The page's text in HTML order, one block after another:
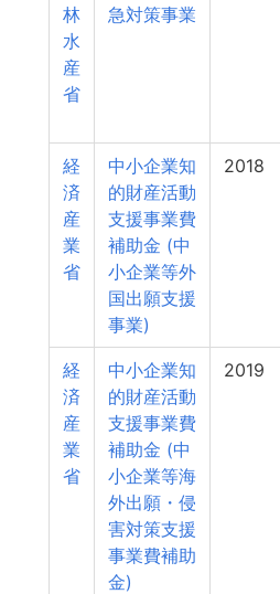
林
水
産
省
急対策事業
経
済
産
業
省
中小企業知
的財産活動
支援事業費
補助金 (中
小企業等外
国出願支援
事業)
2018
経
済
産
業
省
中小企業知
的財産活動
支援事業費
補助金 (中
小企業等海
外出願・侵
害対策支援
事業費補助
金)
2019